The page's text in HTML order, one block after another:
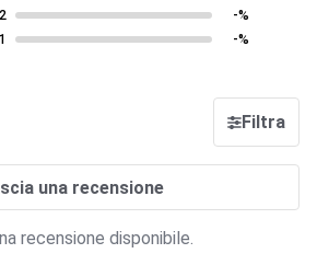
2
-%
1
-%
Filtra
una recensione
recensione disponibile.